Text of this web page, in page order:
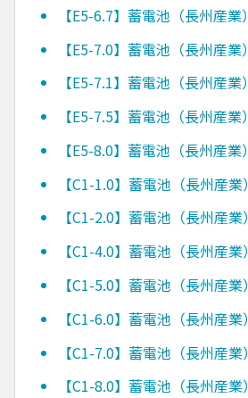
【E5-6.7】蓄電池（長州産業）
【E5-7.0】蓄電池（長州産業）
【E5-7.1】蓄電池（長州産業）
【E5-7.5】蓄電池（長州産業）
【E5-8.0】蓄電池（長州産業）
【C1-1.0】蓄電池（長州産業）
【C1-2.0】蓄電池（長州産業）
【C1-4.0】蓄電池（長州産業）
【C1-5.0】蓄電池（長州産業）
【C1-6.0】蓄電池（長州産業）
【C1-7.0】蓄電池（長州産業）
【C1-8.0】蓄電池（長州産業）